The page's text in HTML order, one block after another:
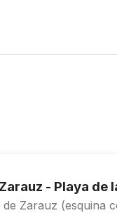
- Playa de
de Zarauz (esquina